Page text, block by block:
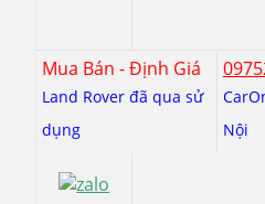
Mua Bán - Định Giá
Land Rover đã qua sử
dụng
Nội